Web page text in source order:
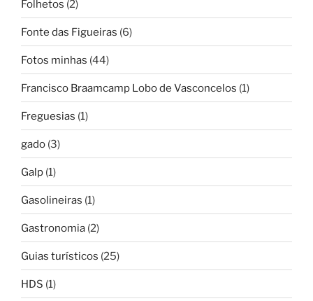
Folhetos (2)
Fonte das Figueiras (6)
Fotos minhas (44)
Francisco Braamcamp Lobo de Vasconcelos (1)
Freguesias (1)
gado (3)
Galp (1)
Gasolineiras (1)
Gastronomia (2)
Guias turísticos (25)
HDS (1)